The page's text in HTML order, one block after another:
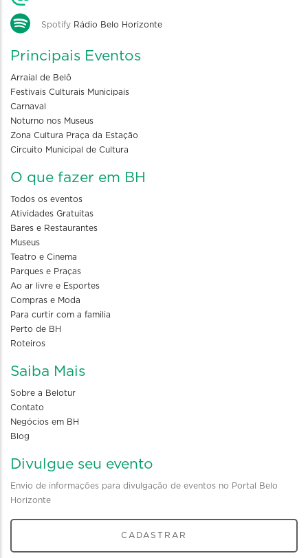
Spotify Rádio Belo Horizonte
Principais Eventos
Arraial de Belô
Festivais Culturais Municipais
Carnaval
Noturno nos Museus
Zona Cultura Praça da Estação
Circuito Municipal de Cultura
O que fazer em BH
Todos os eventos
Atividades Gratuitas
Bares e Restaurantes
Museus
Teatro e Cinema
Parques e Praças
Ao ar livre e Esportes
Compras e Moda
Para curtir com a familia
Perto de BH
Roteiros
Saiba Mais
Sobre a Belotur
Contato
Negócios em BH
Blog
Divulgue seu evento
Envio de informações para divulgação de eventos no Portal Belo
Horizonte
CADASTRAR